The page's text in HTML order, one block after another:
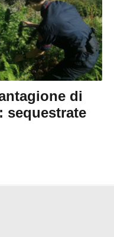
di
sequestrate